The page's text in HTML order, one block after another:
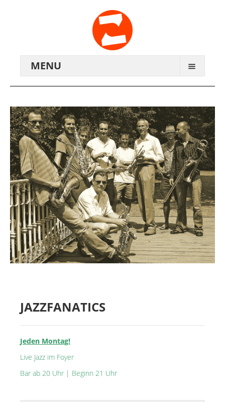
MENU
ARCHIV
WIR ÜBER UNS
ANREISE
KONTAKTE
ZENTRALWERK E.V.
GENOSSENSCHAFT
MIETER:INNEN
DER ORT UND SEINE GESCHICHTE
UNSER POLITISCHES SELBSTVERSTÄNDNIS
WE ARE MEMBERS OF TRANS EUROPE HALLES
BAUTAGEBUCH
VERMIETUNG
UNTERSTÜTZEN
JAZZFANATICS
Jeden Montag!
Live Jazz im Foyer
Bar ab 20 Uhr | Beginn 21 Uhr